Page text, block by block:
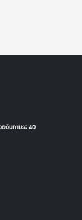
อินทามระ 40